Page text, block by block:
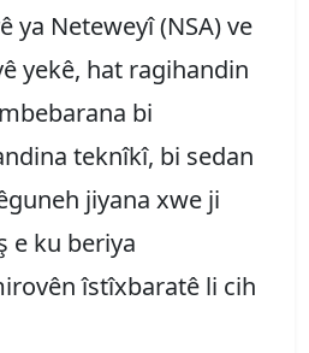
ya Neteweyî (NSA) ve
yekê, hat ragihandin
bi
teknîkî, bi sedan
jiyana xwe ji
e ku beriya
îstîxbaratê li cih